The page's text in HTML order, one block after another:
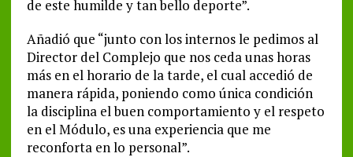
de este humilde y tan bello deporte”.
Añadió que “junto con los internos le pedimos al
Director del Complejo que nos ceda unas horas
más en el horario de la tarde, el cual accedió de
manera rápida, poniendo como única condición
la disciplina el buen comportamiento y el respeto
en el Módulo, es una experiencia que me
reconforta en lo personal”.